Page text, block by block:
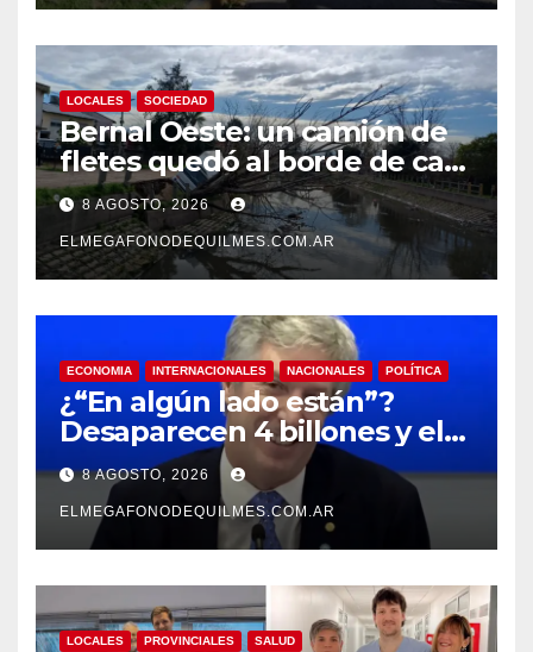
LOCALES SOCIEDAD
Bernal Oeste: un camión de
fletes quedó al borde de caer
al arroyo Las Piedras
8 AGOSTO, 2026
ELMEGAFONODEQUILMES.COM.AR
ECONOMIA INTERNACIONALES NACIONALES POLÍTICA
¿“En algún lado están”?
Desaparecen 4 billones y el
presidente del BCRA
responde con una risita
8 AGOSTO, 2026
ELMEGAFONODEQUILMES.COM.AR
LOCALES PROVINCIALES SALUD